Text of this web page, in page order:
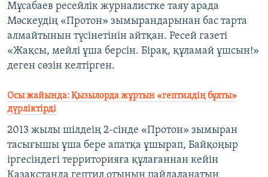
Мұсабаев ресейлік журналистке таяу арада
Мәскеудің «Протон» зымырандарынан бас тарта
алмайтынын түсінетінін айтқан. Ресей газеті
«Жақсы, мейлі ұша берсін. Бірақ, құламай ұшсын!»
деген сөзін келтірген.
Осы жайында: Қызылорда жұртын «гептилдің бұлты»
дүрліктірді
2013 жылы шілдеің 2-сінде «Протон» зымыран
тасығышы ұша бере апатқа ұшырап, Байқоңыр
іргесіндегі территорияға құлағаннан кейін